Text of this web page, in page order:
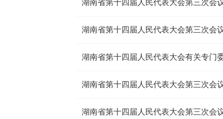
湖南省第十四届人民代表大会有关专门
湖南省第十四届人民代表大会第三次会
湖南省第十四届人民代表大会第三次会